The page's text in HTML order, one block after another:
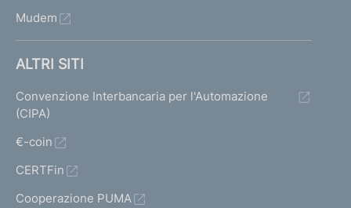
Mudem
ALTRI SITI
Convenzione Interbancaria per l'Automazione
(CIPA)
€-coin
CERTFin
Cooperazione PUMA